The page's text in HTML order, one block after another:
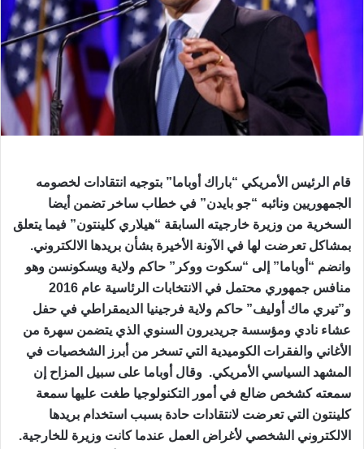
قام الرئيس الأمريكي “باراك أوباما” بتوجيه انتقادات لخصومه
الجمهوريين ونائبه “جو بايدن” في خطاب ساخر تضمن أيضا
السخرية من وزيرة خارجيته السابقة “هيلاري كلينتون” فيما يتعلق
بمشاكل تعرضت لها في الآونة الأخيرة بشأن بريدها الالكتروني.
وانضم “أوباما” إلى “سكوت ووكر” حاكم ولاية ويسكونسن وهو
منافس جمهوري محتمل في الانتخابات الرئاسية عام 2016
و”تيري ماك أوليف” حاكم ولاية فرجينيا الديمقراطي في حفل
عشاء نادي ومؤسسة جريديرون السنوي الذي يتضمن سهرة من
الأغاني والفقرات الكوميدية التي تسخر من أبرز الشخصيات في
المشهد السياسي الأمريكي. وقال أوباما على سبيل المزاح إن
سمعته كشخص ضالع في أمور التكنولوجيا طغت عليها سمعة
كلينتون التي تعرضت لانتقادات حادة بسبب استخدام بريدها
الالكتروني الشخصي لأغراض العمل عندما كانت وزيرة للخارجية.